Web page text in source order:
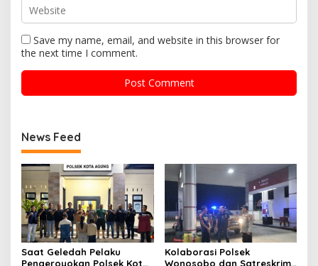
Save my name, email, and website in this browser for
the next time I comment.
News Feed
Saat Geledah Pelaku
Pengeroyokan Polsek Kota
Kolaborasi Polsek
Wonosobo dan Satreskrim